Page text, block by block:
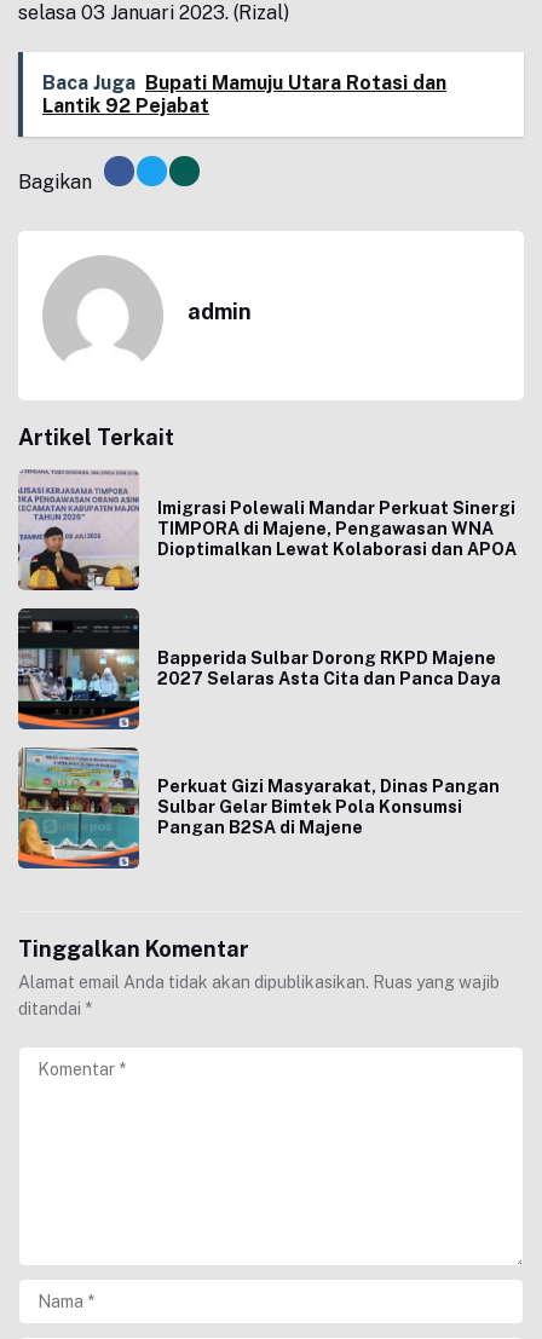
selasa 03 Januari 2023. (Rizal)
Baca Juga Bupati Mamuju Utara Rotasi dan
Lantik 92 Pejabat
Bagikan
admin
Artikel Terkait
Imigrasi Polewali Mandar Perkuat Sinergi
TIMPORA di Majene, Pengawasan WNA
Dioptimalkan Lewat Kolaborasi dan APOA
Bapperida Sulbar Dorong RKPD Majene
2027 Selaras Asta Cita dan Panca Daya
Perkuat Gizi Masyarakat, Dinas Pangan
Sulbar Gelar Bimtek Pola Konsumsi
Pangan B2SA di Majene
Tinggalkan Komentar
Alamat email Anda tidak akan dipublikasikan. Ruas yang wajib
ditandai *